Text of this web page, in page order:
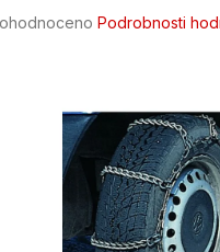
Podrobnosti